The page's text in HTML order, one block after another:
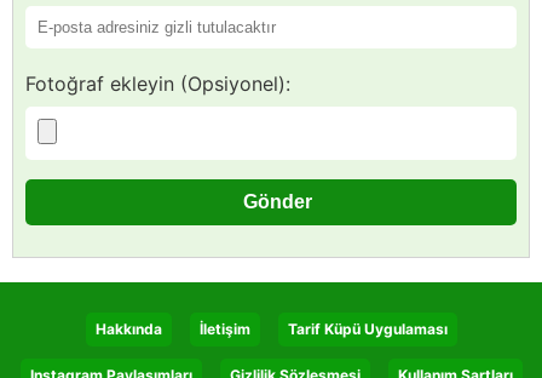
Fotoğraf ekleyin (Opsiyonel):
Hakkında İletişim Tarif Küpü Uygulaması